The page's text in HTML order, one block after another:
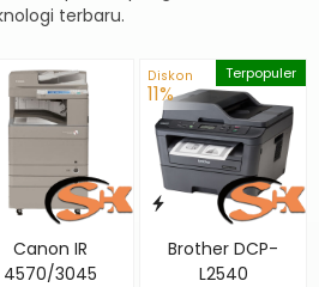
terbaru.
Canon IR
4570/3045
Terpopuler
Diskon
11%
Brother DCP-
L2540